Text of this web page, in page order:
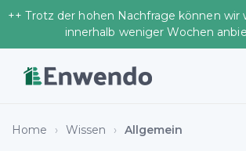
++ Trotz der hohen Nachfrage können wir
innerhalb weniger Wochen
Home › Wissen › Allgemein